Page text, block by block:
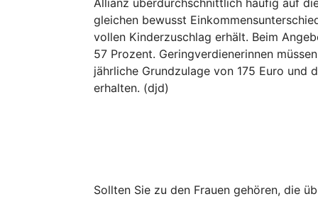
Allianz überdurchschnittlich häufig auf
gleichen bewusst
vollen Kinderzuschlag erhält. Beim
57 Prozent. Geringverdienerinnen
jährliche Grundzulage von 175 Euro
erhalten. (djd)
Sollten Sie zu den Frauen gehören, die